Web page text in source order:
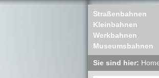
Straßenbahnen
Kleinbahnen
Werkbahnen
Museumsbahnen
Sie sind hier: